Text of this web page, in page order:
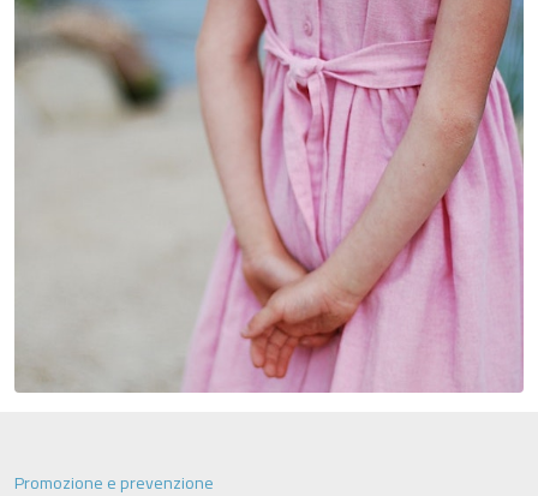
Promozione e prevenzione